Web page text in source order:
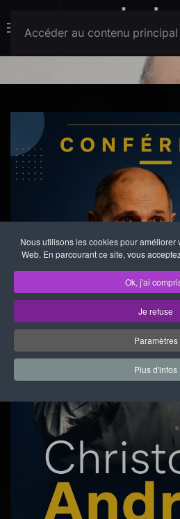
Nous utilisons les cookies pour améliorer
Web. En parcourant ce site, vous
Ok, j'ai
Je refuse
Paramètres
Plus d'infos
Accéder au contenu principal
Menu